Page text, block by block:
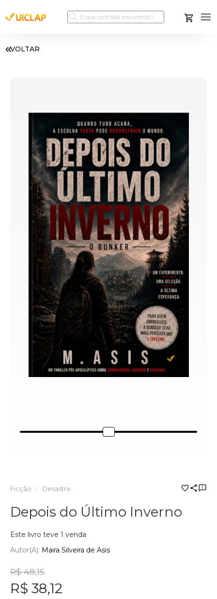
VOLTAR
Ficção Desastre
Depois do Último Inverno
Este livro teve 1 venda
Autor(a): Maira Silveira de Asis
R$ 48,15
R$ 38,12